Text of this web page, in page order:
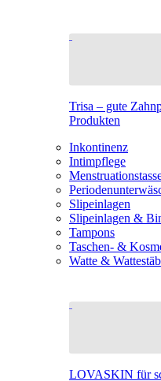
Trisa – gute
Produkten
Inkontinenz
Intimpflege
Slipeinlagen
Slipeinlagen &
Tampons
Taschen- &
Watte &
LOVASKIN für